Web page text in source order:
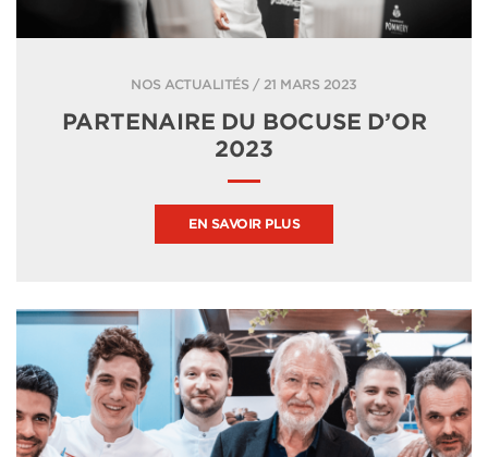
NOS ACTUALITÉS / 21 MARS 2023
PARTENAIRE DU BOCUSE D’OR
2023
EN SAVOIR PLUS